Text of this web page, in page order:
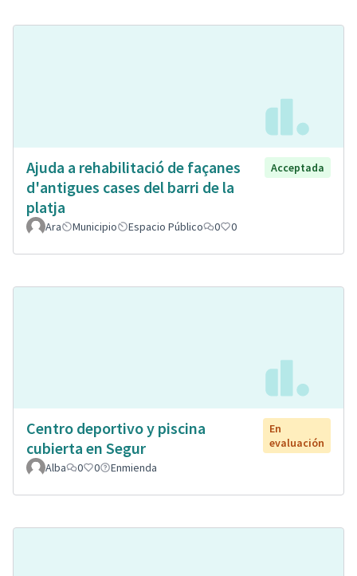
Ajuda a rehabilitació de façanes
d'antigues cases del barri de la
platja
Acceptada
Ara Municipio Espacio Público 0 0
Centro deportivo y piscina
cubierta en Segur
En
evaluación
Alba
0 0 Enmienda